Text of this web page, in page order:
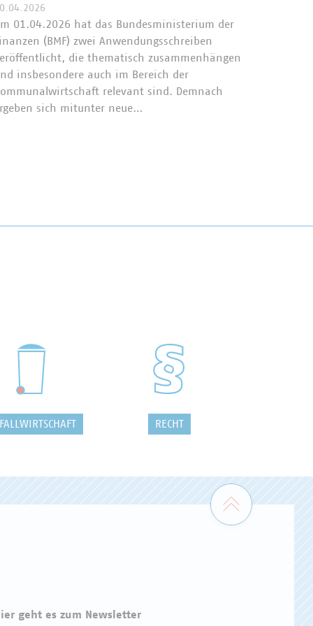
01.04.2026 hat das Bundesministerium der
(BMF) zwei Anwendungsschreiben
die thematisch zusammenhängen
insbesondere auch im Bereich der
relevant sind. Demnach
sich mitunter neue…
RECHT
Zum
geht es zum Newsletter